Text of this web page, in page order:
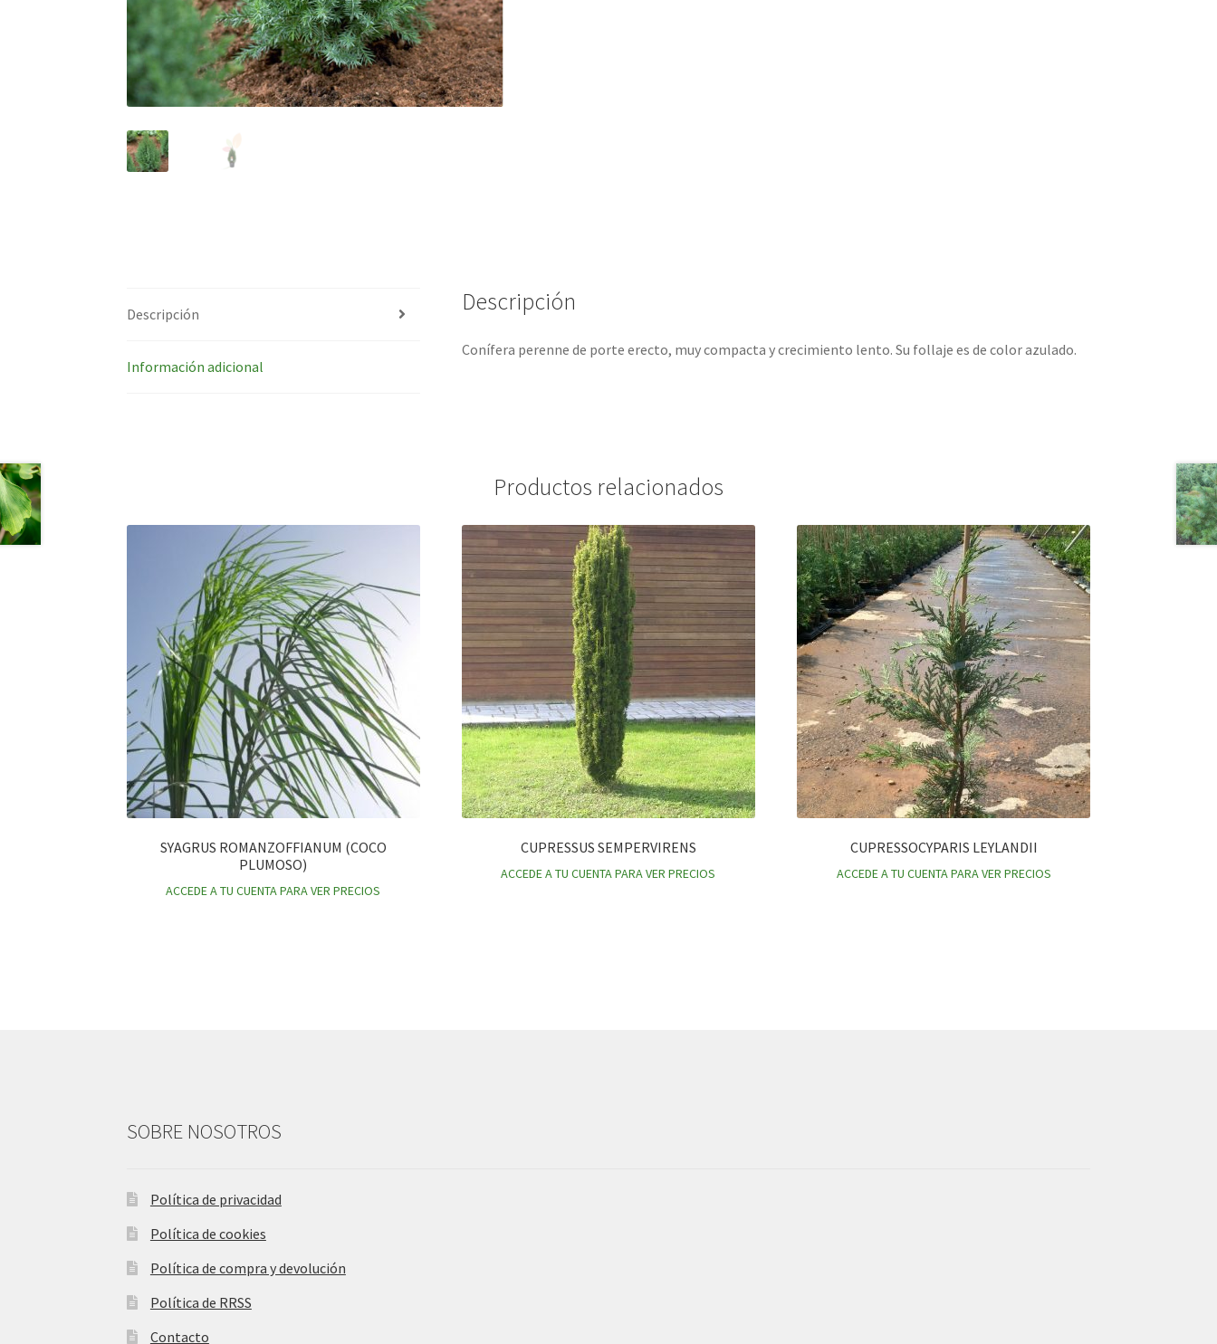
Descripción
Información adicional
Descripción
Conífera perenne de porte erecto, muy compacta y crecimiento lento. Su follaje es de color azulado.
Productos relacionados
SYAGRUS ROMANZOFFIANUM (COCO
PLUMOSO)
ACCEDE A TU CUENTA PARA VER PRECIOS
CUPRESSUS SEMPERVIRENS
ACCEDE A TU CUENTA PARA VER PRECIOS
CUPRESSOCYPARIS LEYLANDII
ACCEDE A TU CUENTA PARA VER PRECIOS
SOBRE NOSOTROS
Política de privacidad
Política de cookies
Política de compra y devolución
Política de RRSS
Contacto